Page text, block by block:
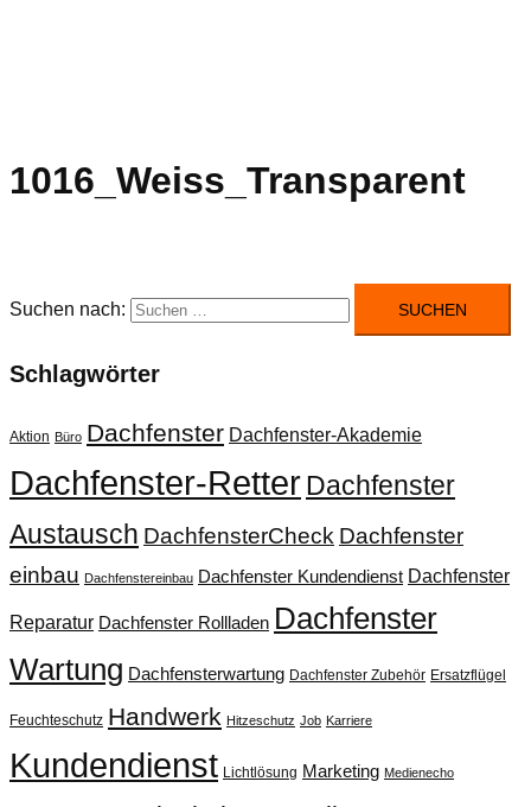
1016_Weiss_Transparent
Suchen nach:
Schlagwörter
Aktion Büro Dachfenster Dachfenster-Akademie
Dachfenster-RetterDachfenster
Austausch DachfensterCheck Dachfenster
einbau Dachfenstereinbau Dachfenster Kundendienst Dachfenster
Reparatur Dachfenster Rollladen Dachfenster
Wartung Dachfensterwartung Dachfenster Zubehör Ersatzflügel
Feuchteschutz Handwerk Hitzeschutz Job Karriere
Kundendienst Lichtlösung Marketing Medienecho